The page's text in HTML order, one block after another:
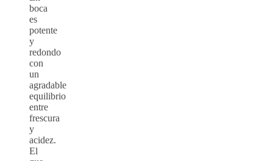
boca
es
potente
y
redondo
con
un
agradable
equilibrio
entre
frescura
y
acidez.
El